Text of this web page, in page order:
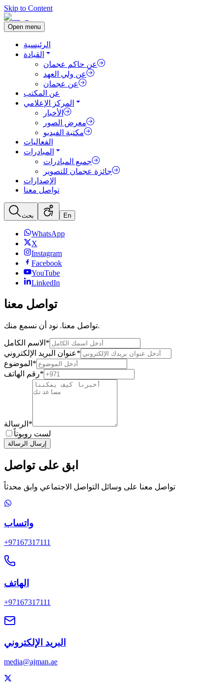
Skip to Content
Open menu
الرئيسية
القيادة
عن حاكم عجمان
عن ولي العهد
عن عجمان
عن المكتب
المركز الإعلامي
الأخبار
معرض الصور
مكتبة الفيديو
الفعاليات
المبادرات
جميع المبادرات
جائزة عجمان للتصوير
الإصدارات
تواصل معنا
بحث En
WhatsApp
X
Instagram
Facebook
YouTube
LinkedIn
تواصل معنا
تواصل معنا. نود أن نسمع منك.
الاسم الكامل *
عنوان البريد الإلكتروني*
الموضوع *
رقم الهاتف*
الرسالة *
لست روبوتاً
إرسال الرسالة
ابق على تواصل
تواصل معنا على وسائل التواصل الاجتماعي وابق محدثاً
واتساب
+97167317111
الهاتف
+97167317111
البريد الإلكتروني
media@ajman.ae